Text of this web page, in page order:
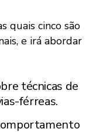
quais cinco são
e irá abordar
técnicas de
férreas.